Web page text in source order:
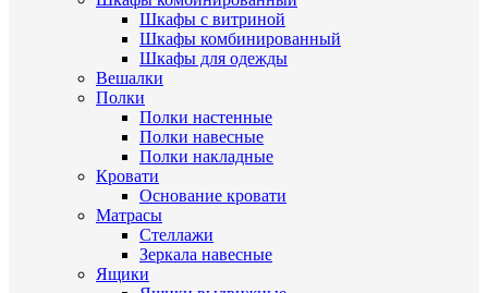
Шкафы с витриной
Шкафы комбинированный
Шкафы для одежды
Вешалки
Полки
Полки настенные
Полки навесные
Полки накладные
Кровати
Основание кровати
Матрасы
Стеллажи
Зеркала навесные
Ящики